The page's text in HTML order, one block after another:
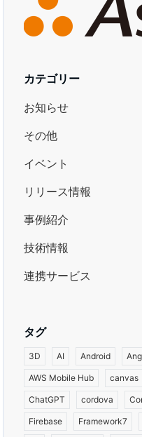
カテゴリー
お知らせ
その他
イベント
リリース情報
事例紹介
技術情報
連携サービス
タグ
3D AI Android
AWS Mobile Hub canvas
ChatGPT cordova
Firebase Framework7